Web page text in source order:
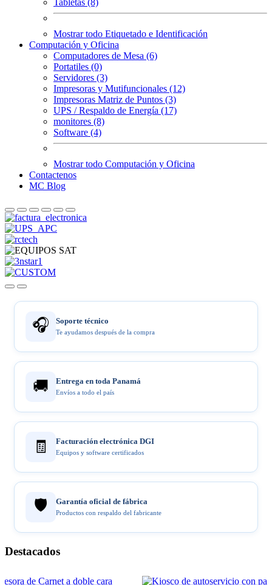
Tabletas (8)
Mostrar todo Etiquetado e Identificación
Computación y Oficina
Computadores de Mesa (6)
Portatiles (0)
Servidores (3)
Impresoras y Mutifuncionales (12)
Impresoras Matriz de Puntos (3)
UPS / Respaldo de Energía (17)
monitores (8)
Software (4)
Mostrar todo Computación y Oficina
Contactenos
MC Blog
🎧 Soporte técnico
Te ayudamos después de la compra
🚚 Entrega en toda Panamá
Envíos a todo el país
🧾 Facturación electrónica DGI
Equipos y software certificados
🛡️ Garantía oficial de fábrica
Productos con respaldo del fabricante
Destacados